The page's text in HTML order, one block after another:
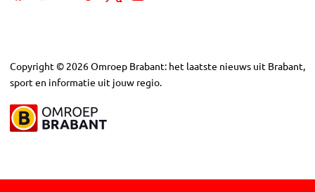
Copyright © 2026Omroep Brabant: het laatste nieuws uit Brabant,
sport en informatie uit jouw regio.